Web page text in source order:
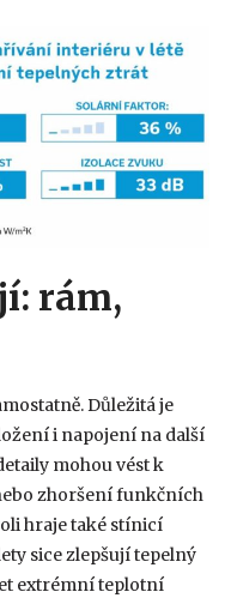
rám,
Důležitá je
i napojení na další
mohou vést k
zhoršení funkčních
hraje také stínicí
sice zlepšují tepelný
extrémní teplotní